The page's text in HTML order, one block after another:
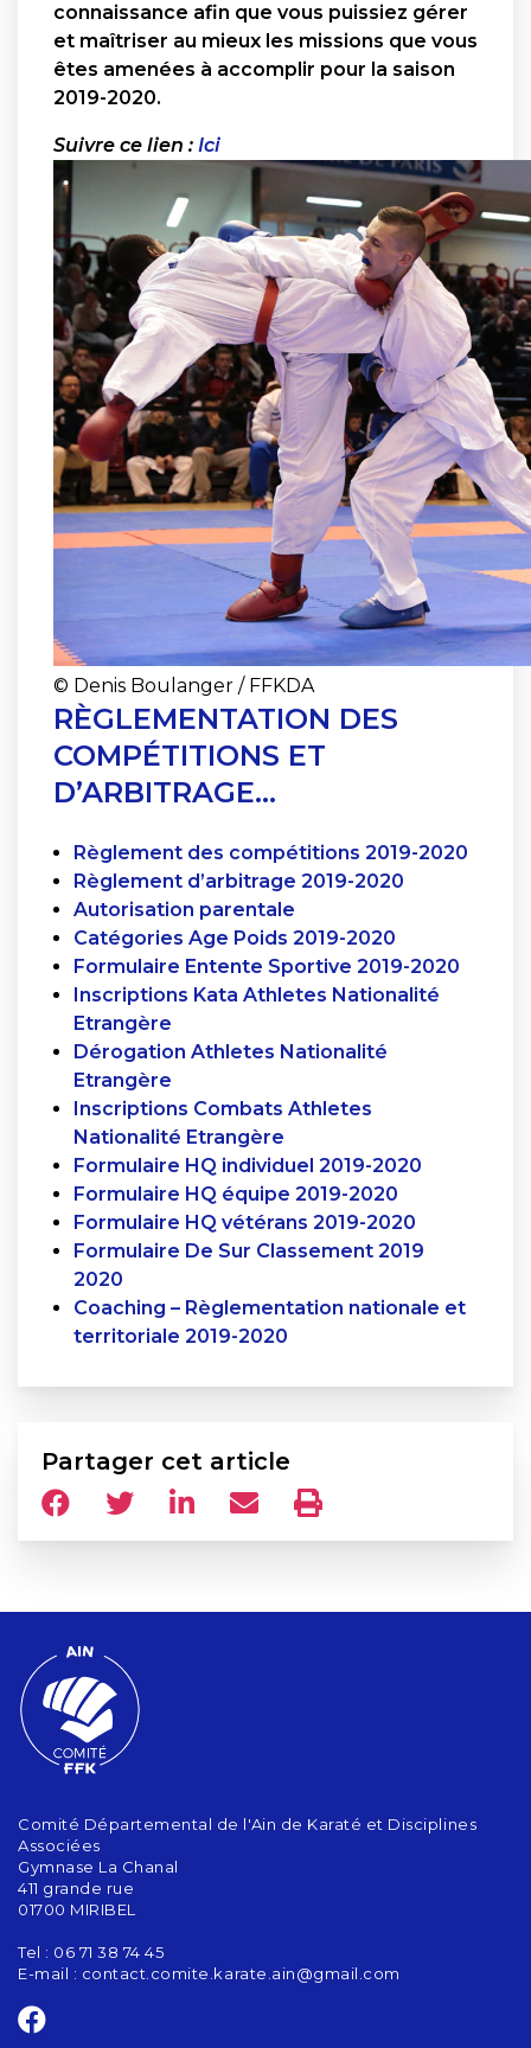
connaissance afin que vous puissiez gérer
et maîtriser au mieux les missions que vous
êtes amenées à accomplir pour la saison
2019-2020.
Suivre ce lien : Ici
© Denis Boulanger / FFKDA
RÈGLEMENTATION DES
COMPÉTITIONS ET
D’ARBITRAGE…
Règlement des compétitions 2019-2020
Règlement d’arbitrage 2019-2020
Autorisation parentale
Catégories Age Poids 2019-2020
Formulaire Entente Sportive 2019-2020
Inscriptions Kata Athletes Nationalité
Etrangère
Dérogation Athletes Nationalité
Etrangère
Inscriptions Combats Athletes
Nationalité Etrangère
Formulaire HQ individuel 2019-2020
Formulaire HQ équipe 2019-2020
Formulaire HQ vétérans 2019-2020
Formulaire De Sur Classement 2019
2020
Coaching – Règlementation nationale et
territoriale 2019-2020
Partager cet article
Comité Départemental de l'Ain de Karaté et Disciplines
Associées
Gymnase La Chanal
411 grande rue
01700 MIRIBEL
Tel : 06 71 38 74 45
E-mail : contact.comite.karate.ain@gmail.com